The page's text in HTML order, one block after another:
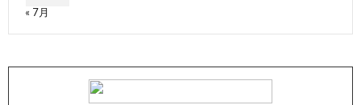
« 7月